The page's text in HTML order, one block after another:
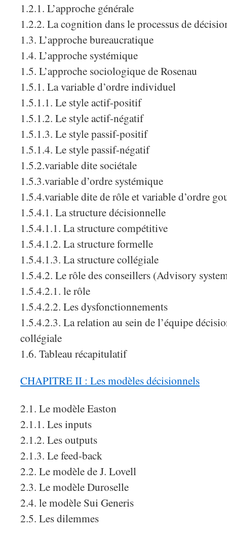
1.2.1. L’approche générale
1.2.2. La cognition dans le processus de
1.3. L’approche bureaucratique
1.4. L’approche systémique
1.5. L’approche sociologique de Rosenau
1.5.1. La variable d’ordre individuel
1.5.1.1. Le style actif-positif
1.5.1.2. Le style actif-négatif
1.5.1.3. Le style passif-positif
1.5.1.4. Le style passif-négatif
1.5.2.variable dite sociétale
1.5.3.variable d’ordre systémique
1.5.4.variable dite de rôle et variable d’ordre
1.5.4.1. La structure décisionnelle
1.5.4.1.1. La structure compétitive
1.5.4.1.2. La structure formelle
1.5.4.1.3. La structure collégiale
1.5.4.2. Le rôle des conseillers (Advisory
1.5.4.2.1. le rôle
1.5.4.2.2. Les dysfonctionnements
1.5.4.2.3. La relation au sein de l’équipe
collégiale
1.6. Tableau récapitulatif
CHAPITRE II : Les modèles décisionnels
2.1. Le modèle Easton
2.1.1. Les inputs
2.1.2. Les outputs
2.1.3. Le feed-back
2.2. Le modèle de J. Lovell
2.3. Le modèle Duroselle
2.4. le modèle Sui Generis
2.5. Les dilemmes